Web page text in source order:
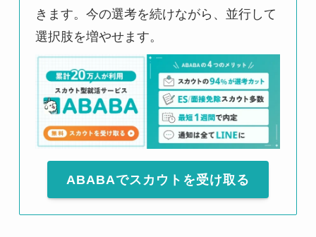
きます。今の選考を続けながら、並行して
選択肢を増やせます。
ABABAでスカウトを受け取る